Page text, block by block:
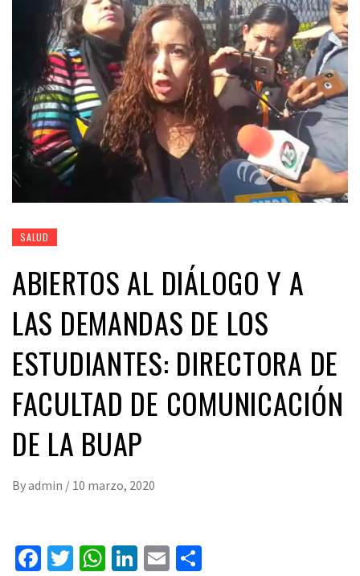
SALUD
ABIERTOS AL DIÁLOGO Y A
LAS DEMANDAS DE LOS
ESTUDIANTES: DIRECTORA DE
FACULTAD DE COMUNICACIÓN
DE LA BUAP
Byadmin / 10 marzo, 2020
Facebook
Twitter
WhatsApp
LinkedIn
Email